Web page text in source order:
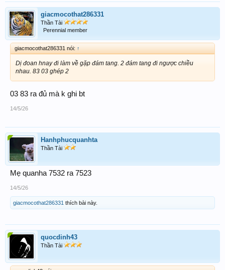
giacmocothat286331
Thần Tài
Perennial member
giacmocothat286331 nói: ↑
Dị đoan hnay đi làm về gặp đám tang. 2 đám tang đi ngược chiều
nhau. 83 03 ghép 2
03 83 ra đủ mà k ghi bt
14/5/26
Hanhphucquanhta
Thần Tài
Mẹ quanha 7532 ra 7523
14/5/26
giacmocothat286331 thích bài này.
quocdinh43
Thần Tài